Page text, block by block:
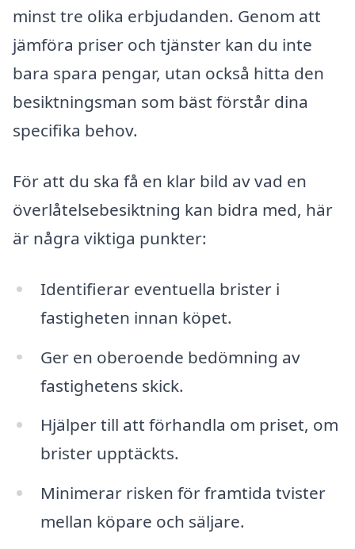
minst tre olika erbjudanden. Genom att
jämföra priser och tjänster kan du inte
bara spara pengar, utan också hitta den
besiktningsman som bäst förstår dina
specifika behov.
För att du ska få en klar bild av vad en
överlåtelsebesiktning kan bidra med, här
är några viktiga punkter:
Identifierar eventuella brister i
fastigheten innan köpet.
Ger en oberoende bedömning av
fastighetens skick.
Hjälper till att förhandla om priset, om
brister upptäckts.
Minimerar risken för framtida tvister
mellan köpare och säljare.